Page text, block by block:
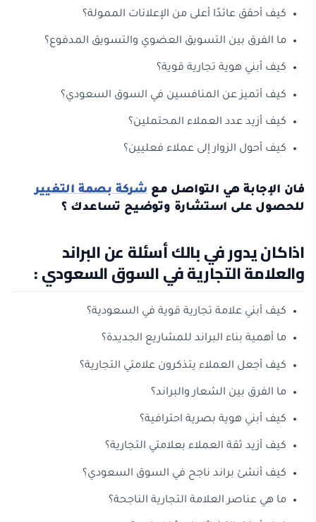
كيف أحقق عائدًا أعلى من الإعلانات الممولة؟
ما الفرق بين التسويق العضوي والتسويق المدفوع؟
كيف أبني هوية تجارية قوية؟
كيف أتميز عن المنافسين في السوق السعودي؟
كيف أزيد عدد العملاء المحتملين؟
كيف أحول الزوار إلى عملاء فعليين؟
فان الإجابة هي التواصل معشركة بصمة التغيير
للحصول على استشارة وتوضيح تساعدك ؟
اذاكان يدور في بالك أسئلة عن البراند
والعلامة التجارية في السوق السعودي :
كيف أبني علامة تجارية قوية في السعودية؟
ما أهمية بناء البراند للمشاريع الجديدة؟
كيف أجعل العملاء يتذكرون علامتي التجارية؟
ما الفرق بين الشعار والبراند؟
كيف أبني هوية بصرية احترافية؟
كيف أزيد ثقة العملاء بعلامتي التجارية؟
كيف أنشئ براند ناجح في السوق السعودي؟
ما هي عناصر العلامة التجارية الناجحة؟